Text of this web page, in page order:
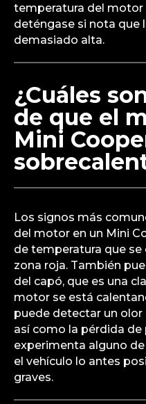
temperatura del motor
deténgase si nota que
demasiado alta.
¿Cuáles
de que el
Mini
Los signos más
del motor en un Mini
de temperatura que se
zona roja. También
del capó, que es una
motor se está
puede detectar un
así como la pérdida
experimenta alguno
el vehículo lo antes
graves.